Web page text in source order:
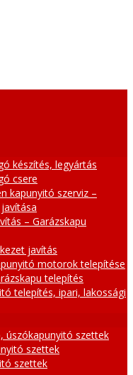
készítés, legyártás
csere
kapunyitó szerviz –
– Garázskapu
javítás
motorok telepítése
telepítés
telepítés, ipari, lakossági
úszókapunyitó szettek
szettek
szettek